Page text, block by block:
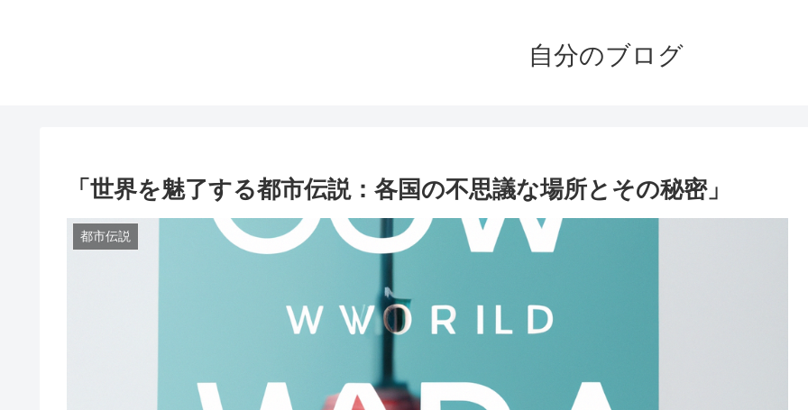
自分のブログ
「世界を魅了する都市伝説：各国の不思議な場所とその秘密」
都市伝説